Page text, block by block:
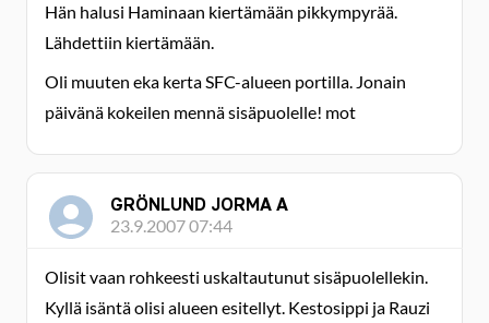
Hän halusi Haminaan kiertämään pikkympyrää.
Lähdettiin kiertämään.
Oli muuten eka kerta SFC-alueen portilla. Jonain
päivänä kokeilen mennä sisäpuolelle! mot
GRÖNLUND JORMA A
23.9.2007 07:44
Olisit vaan rohkeesti uskaltautunut sisäpuolellekin.
Kyllä isäntä olisi alueen esitellyt. Kestosippi ja Rauzi